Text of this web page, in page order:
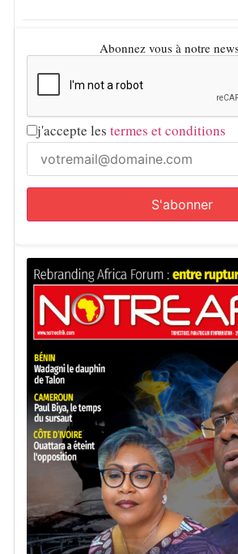
Abonnez vous à notre
j'accepte les termes et conditions